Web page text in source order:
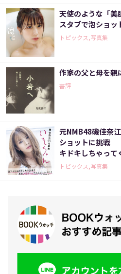
天使のような「美
スタブで泡ショッ
トピックス,写真集
作家の父と母を親
書評
元NMB48磯佳奈
ショットに挑戦
キドキしちゃって
トピックス,写真集